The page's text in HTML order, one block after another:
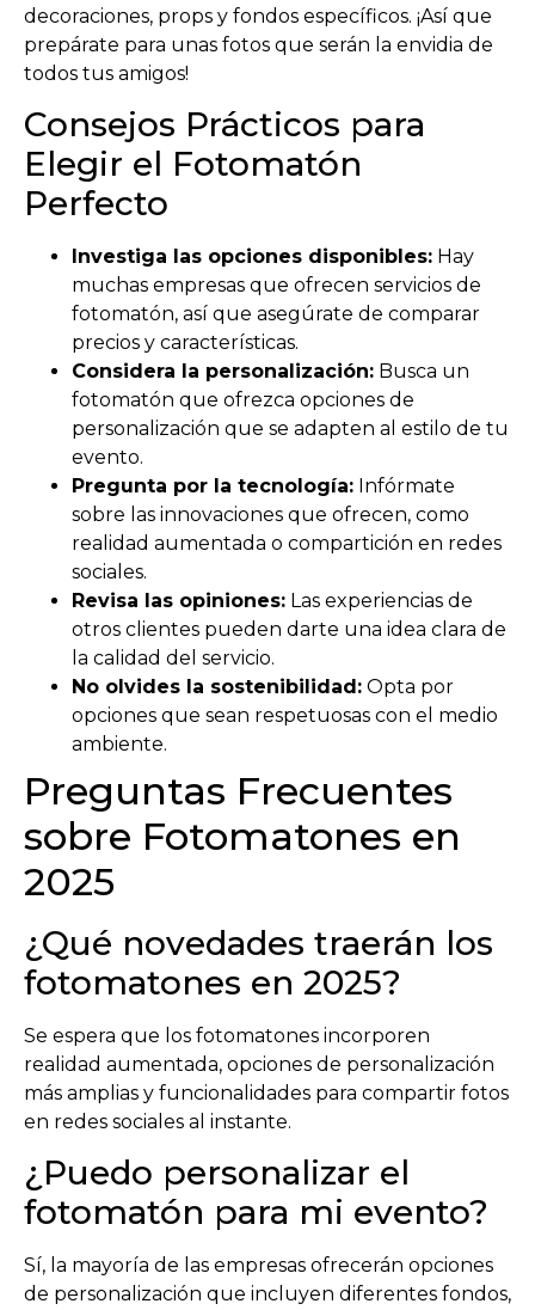
decoraciones, props y fondos específicos. ¡Así que
prepárate para unas fotos que serán la envidia de
todos tus amigos!
Consejos Prácticos para
Elegir el Fotomatón
Perfecto
Investiga las opciones disponibles: Hay
muchas empresas que ofrecen servicios de
fotomatón, así que asegúrate de comparar
precios y características.
Considera la personalización: Busca un
fotomatón que ofrezca opciones de
personalización que se adapten al estilo de tu
evento.
Pregunta por la tecnología: Infórmate
sobre las innovaciones que ofrecen, como
realidad aumentada o compartición en redes
sociales.
Revisa las opiniones: Las experiencias de
otros clientes pueden darte una idea clara de
la calidad del servicio.
No olvides la sostenibilidad: Opta por
opciones que sean respetuosas con el medio
ambiente.
Preguntas Frecuentes
sobre Fotomatones en
2025
¿Qué novedades traerán los
fotomatones en 2025?
Se espera que los fotomatones incorporen
realidad aumentada, opciones de personalización
más amplias y funcionalidades para compartir fotos
en redes sociales al instante.
¿Puedo personalizar el
fotomatón para mi evento?
Sí, la mayoría de las empresas ofrecerán opciones
de personalización que incluyen diferentes fondos,